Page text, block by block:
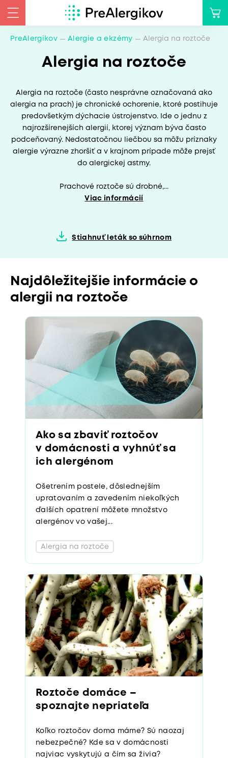
PreAlergikov Alergie a ekzémy Alergia na roztoče
Alergia na roztoče
Alergia na roztoče (často nesprávne označovaná ako
alergia na prach) je chronické ochorenie, ktoré postihuje
predovšetkým dýchacie ústrojenstvo. Ide o jednu z
najrozšírenejších alergií, ktorej význam býva často
podceňovaný. Nedostatočnou liečbou sa môžu príznaky
alergie výrazne zhoršiť a v krajnom prípade môže prejsť
do alergickej astmy.
Prachové roztoče sú drobné,...
Viac informácií
Stiahnuť leták so súhrnom
Najdôležitejšie informácie o
alergii na roztoče
Ako sa zbaviť roztočov
v domácnosti a vyhnúť sa
ich alergénom
Ošetrením postele, dôslednejším
upratovaním a zavedením niekoľkých
ďalších opatrení môžete množstvo
alergénov vo vašej...
Alergia na roztoče
Roztoče domáce –
spoznajte nepriateľa
Koľko roztočov doma máme? Sú naozaj
nebezpečné? Kde sa v domácnosti
najviac vyskytujú a čím sa živia?